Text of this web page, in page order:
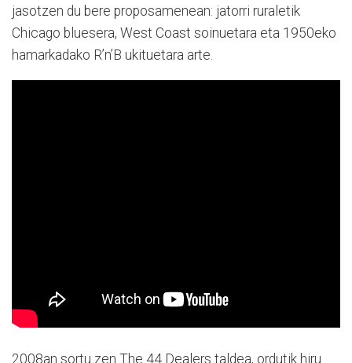
jasotzen du bere proposamenean: jatorri ruraletik
Chicago bluesera, West Coast soinuetara eta 1950eko
hamarkadako R’n’B ukituetara arte.
2008an sortu zen The 44 Dealers taldea, ordutik hiru